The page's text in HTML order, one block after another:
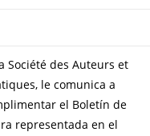
Société des Auteurs et
le comunica a
el Boletín de
representada en el